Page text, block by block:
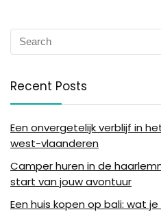
Recent Posts
Een onvergetelijk verblijf in
west-vlaanderen
Camper huren in de
start van jouw avontuur
Een huis kopen op bali: wat